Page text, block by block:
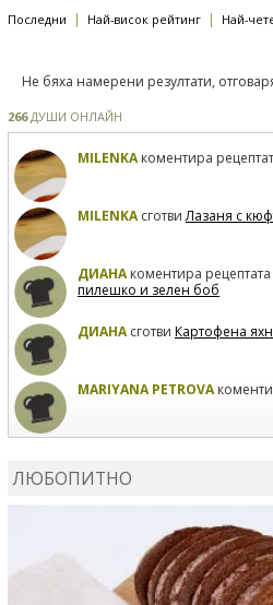
Последни | Най-висок рейтинг | Най-
Не бяха намерени резултати,
266ДУШИ ОНЛАЙН
MILENKAкоментира
MILENKAсготвиЛазаня с
ДИАНАкоментира рецептата
пилешко и зелен боб
ДИАНАсготви Картофена
MARIYANA PETROVA
ЛЮБОПИТНО